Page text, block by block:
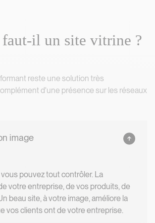
faut-il un site vitrine ?
reste une solution très
d'une présence sur les réseaux
image
pouvez tout contrôler. La
votre entreprise, de vos produits, de
beau site, à votre image, améliore la
vos clients ont de votre entreprise.